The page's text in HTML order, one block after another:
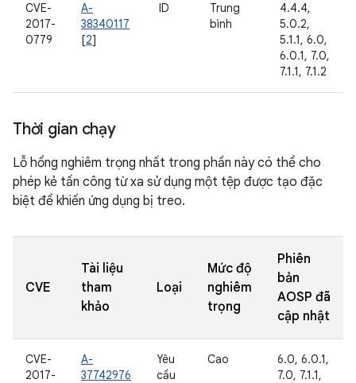
CVE-
2017-
0779
A-
38340117
[2]
ID
Trung
bình
4.4.4,
5.0.2,
5.1.1, 6.0,
6.0.1, 7.0,
7.1.1, 7.1.2
Thời gian chạy
Lỗ hổng nghiêm trọng nhất trong phần này có thể cho
phép kẻ tấn công từ xa sử dụng một tệp được tạo đặc
biệt để khiến ứng dụng bị treo.
CVE
Tài liệu
tham
khảo
Loại
Mức độ
nghiêm
trọng
Phiên
bản
AOSP đã
cập nhật
CVE-
2017-
A-
37742976
Yêu
cầu
Cao
6.0, 6.0.1,
7.0, 7.1.1,